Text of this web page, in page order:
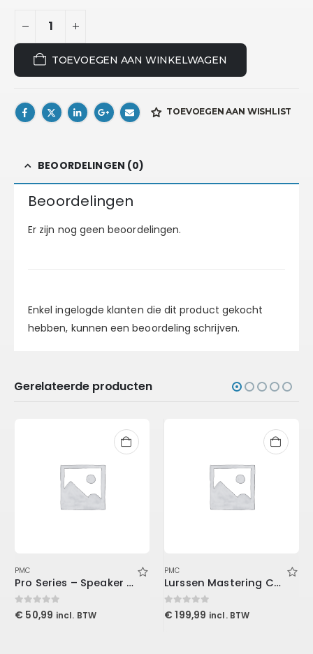
TOEVOEGEN AAN WINKELWAGEN
TOEVOEGEN AAN WISHLIST
BEOORDELINGEN (0)
Beoordelingen
Er zijn nog geen beoordelingen.
Enkel ingelogde klanten die dit product gekocht
hebben, kunnen een beoordeling schrijven.
Gerelateerde producten
PMC
Pro Series – Speaker Cabinet TS Cable 3′ (0.9 m)
0out of 5
€ 50,99 incl. BTW
PMC
Lurssen Mastering Console (Download)
0out of 5
€ 199,99 incl. BTW